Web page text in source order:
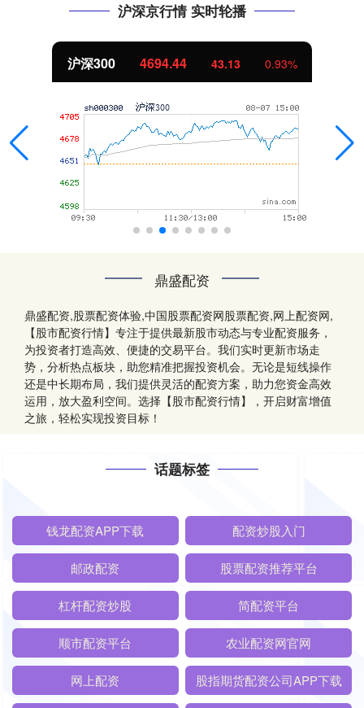
沪深京行情 实时轮播
沪深300 4694.44 43.13 0.93%
鼎盛配资
鼎盛配资,股票配资体验,中国股票配资网股票配资,网上配资网,
【股市配资行情】专注于提供最新股市动态与专业配资服务，
为投资者打造高效、便捷的交易平台。我们实时更新市场走
势，分析热点板块，助您精准把握投资机会。无论是短线操作
还是中长期布局，我们提供灵活的配资方案，助力您资金高效
运用，放大盈利空间。选择【股市配资行情】，开启财富增值
之旅，轻松实现投资目标！
话题标签
钱龙配资APP下载 配资炒股入门
邮政配资 股票配资推荐平台
杠杆配资炒股 简配资平台
顺市配资平台 农业配资网官网
网上配资 股指期货配资公司APP下载